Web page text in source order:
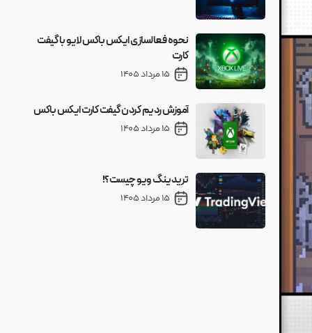
نحوه فعالسازی ایکس باکس لایو با گیفت
کارت
15 مرداد 1405
آموزش ردیم کردن گیفت کارت ایکس باکس
15 مرداد 1405
تریدینگ ویو چیست؟!
15 مرداد 1405